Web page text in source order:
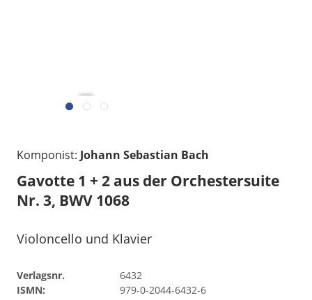
Komponist: Johann Sebastian Bach
Gavotte 1 + 2 aus der Orchestersuite
Nr. 3, BWV 1068
Violoncello und Klavier
Verlagsnr.
6432
ISMN:
979-0-2044-6432-6